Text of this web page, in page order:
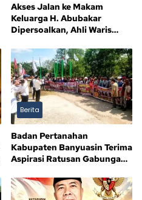
Akses Jalan ke Makam
Keluarga H. Abubakar
Dipersoalkan, Ahli Waris
Berita
Badan Pertanahan
Kabupaten Banyuasin Terima
Aspirasi Ratusan Gabungan
Persatuan Masyarakat Rimba
Asam